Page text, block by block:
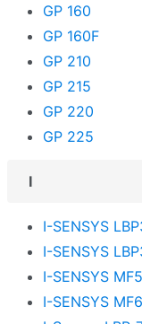
GP 160
GP 160F
GP 210
GP 215
GP 220
GP 225
I
I-SENSYS
I-SENSYS
I-SENSYS
I-SENSYS